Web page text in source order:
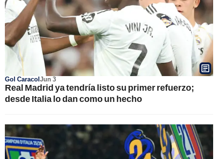
Gol CaracolJun 3
Real Madrid ya tendría listo su primer refuerzo;
desde Italia lo dan como un hecho